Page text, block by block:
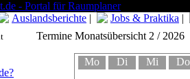
Auslandsberichte | Jobs & Praktika |
Termine Monatsübersicht 2 / 2026
Mo Di Mi Do